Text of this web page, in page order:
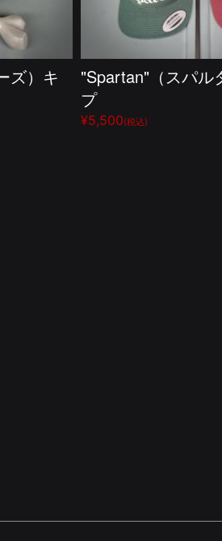
ズ）キ
"Spartan"（スパル
プ
¥5,500(税込)